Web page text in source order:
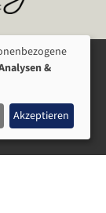
&
Akzeptieren